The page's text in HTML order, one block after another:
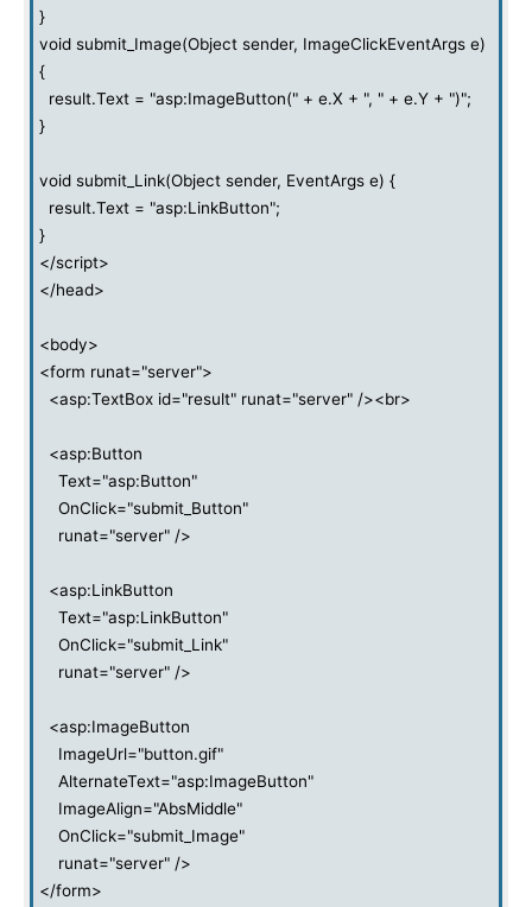
}
void submit_Image(Object sender, ImageClickEventArgs e)
{
result.Text = "asp:ImageButton(" + e.X + ", " + e.Y + ")";
}
void submit_Link(Object sender, EventArgs e) {
result.Text = "asp:LinkButton";
}
</script>
</head>
<body>
<form runat="server">
<asp:TextBox id="result" runat="server" /><br>
<asp:Button
Text="asp:Button"
OnClick="submit_Button"
runat="server" />
<asp:LinkButton
Text="asp:LinkButton"
OnClick="submit_Link"
runat="server" />
<asp:ImageButton
ImageUrl="button.gif"
AlternateText="asp:ImageButton"
ImageAlign="AbsMiddle"
OnClick="submit_Image"
runat="server" />
</form>